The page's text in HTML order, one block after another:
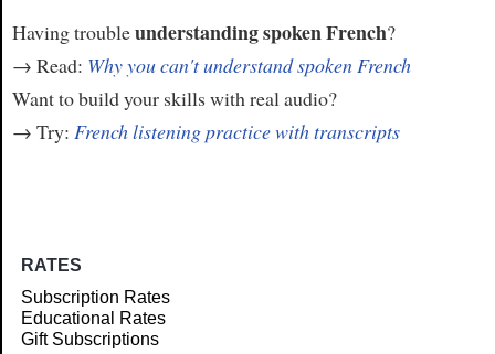
Having troubleunderstanding spoken French?
→ Read: Why you can't understand spoken French
Want to build your skills with real audio?
→ Try: French listening practice with transcripts
RATES
Subscription Rates
Educational Rates
Gift Subscriptions